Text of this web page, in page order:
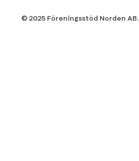
© 2025 Föreningsstöd Norden AB.